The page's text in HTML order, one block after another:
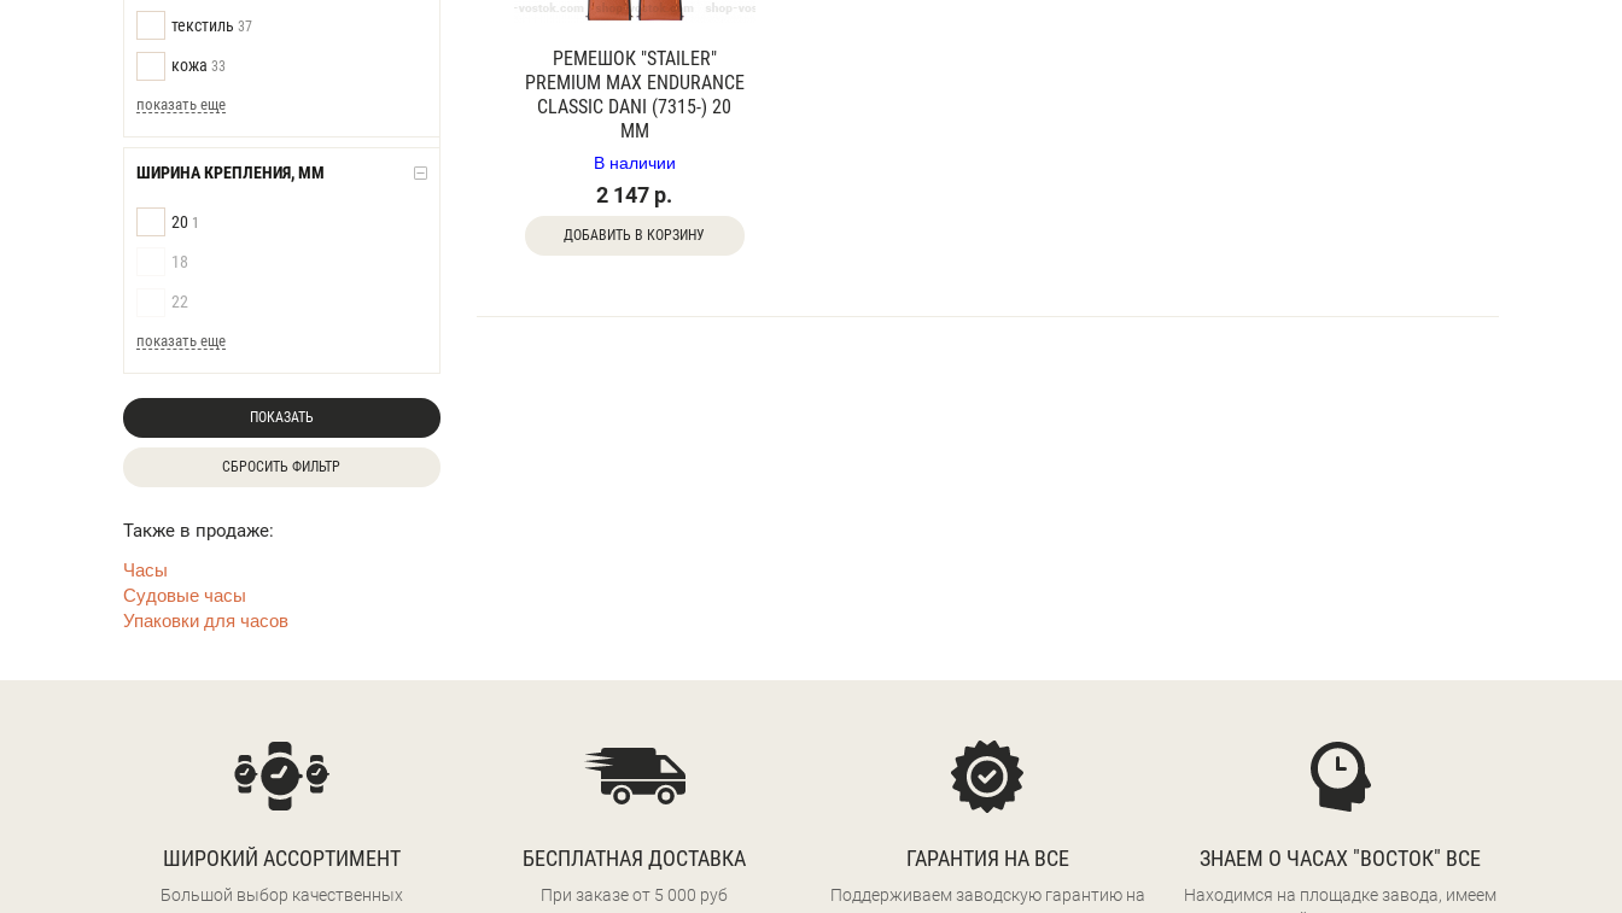
текстиль 37
кожа 33
показать еще
ШИРИНА КРЕПЛЕНИЯ, ММ
20 1
18
22
показать еще
ПОКАЗАТЬ
СБРОСИТЬ ФИЛЬТР
Также в продаже:
Часы
Судовые часы
Упаковки для часов
РЕМЕШОК "STAILER"
PREMIUM MAX ENDURANCE
CLASSIC DANI (7315-) 20
ММ
В наличии
2 147 р.
ДОБАВИТЬ В КОРЗИНУ
ШИРОКИЙ АССОРТИМЕНТ
Большой выбор качественных
БЕСПЛАТНАЯ ДОСТАВКА
При заказе от 5 000 руб
ГАРАНТИЯ НА ВСЕ
Поддерживаем заводскую гарантию на
ЗНАЕМ О ЧАСАХ "ВОСТОК" ВСЕ
Находимся на площадке завода, имеем